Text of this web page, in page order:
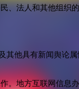
、法人和其他组
他具有新闻舆论
。地方互联网信息